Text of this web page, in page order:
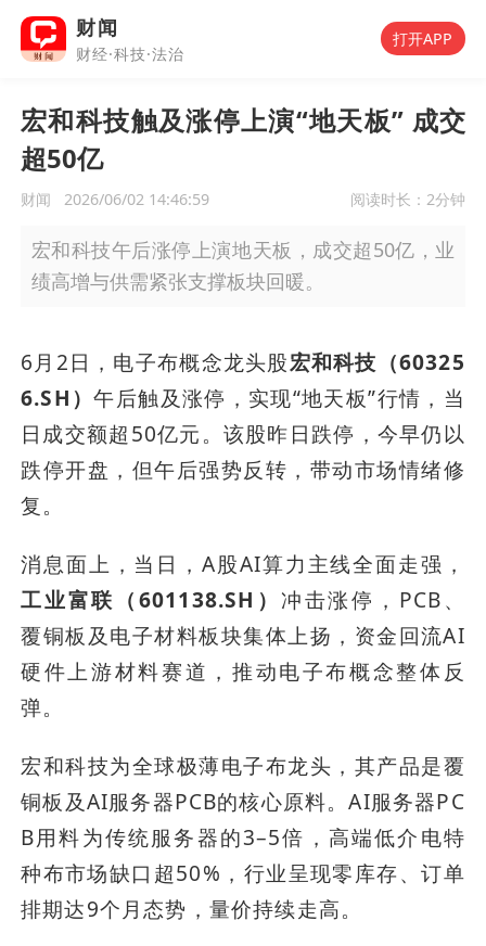
财闻
财经·科技·法治
打开APP
宏和科技触及涨停上演“地天板” 成交
超50亿
财闻 2026/06/02 14:46:59 阅读时长： 2分钟
宏和科技午后涨停上演地天板，成交超50亿，业
绩高增与供需紧张支撑板块回暖。
6月2日，电子布概念龙头股宏和科技（60325
6.SH）午后触及涨停，实现“地天板”行情，当
日成交额超50亿元。该股昨日跌停，今早仍以
跌停开盘，但午后强势反转，带动市场情绪修
复。
消息面上，当日，A股AI算力主线全面走强，
工业富联（601138.SH） 冲击涨停，PCB、
覆铜板及电子材料板块集体上扬，资金回流AI
硬件上游材料赛道，推动电子布概念整体反
弹。
宏和科技为全球极薄电子布龙头，其产品是覆
铜板及AI服务器PCB的核心原料。AI服务器PC
B用料为传统服务器的3–5倍，高端低介电特
种布市场缺口超50%，行业呈现零库存、订单
排期达9个月态势，量价持续走高。